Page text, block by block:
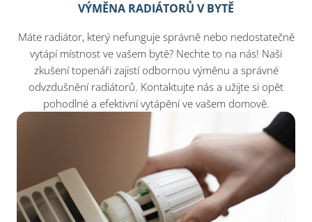
VÝMĚNA RADIÁTORŮ V BYTĚ
Máte radiátor, který nefunguje správně nebo nedostatečně
vytápí místnost ve vašem bytě? Nechte to na nás! Naši
zkušení topenáři zajistí odbornou výměnu a správné
odvzdušnění radiátorů. Kontaktujte nás a užijte si opět
pohodlné a efektivní vytápění ve vašem domově.